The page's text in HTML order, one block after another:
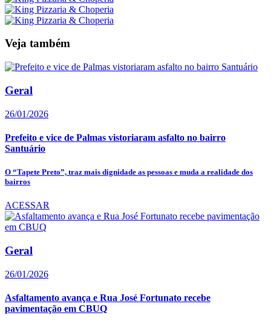
Veja também
Geral
26/01/2026
Prefeito e vice de Palmas vistoriaram asfalto no bairro
Santuário
O “Tapete Preto”, traz mais dignidade as pessoas e muda a realidade dos
bairros
ACESSAR
Geral
26/01/2026
Asfaltamento avança e Rua José Fortunato recebe
pavimentação em CBUQ